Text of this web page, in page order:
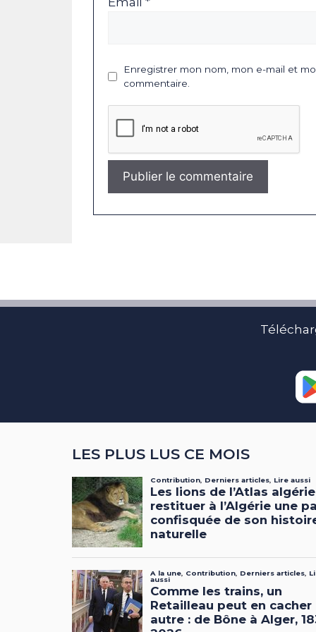
Enregistrer mon nom, mon e-mail et
commentaire.
LES PLUS LUS CE MOIS